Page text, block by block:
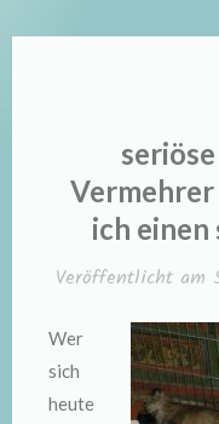
ich
Veröffentlicht am
Wer
sich
heute